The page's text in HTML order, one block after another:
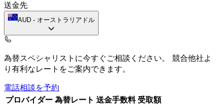
送金先
AUD - オーストラリアドル
為替スペシャリストに今すぐご相談ください。 競合他社よ
り有利なレートをご案内できます。
電話相談を予約
プロバイダー 為替レート 送金手数料 受取額